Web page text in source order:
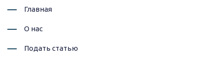
Главная
О нас
Подать статью